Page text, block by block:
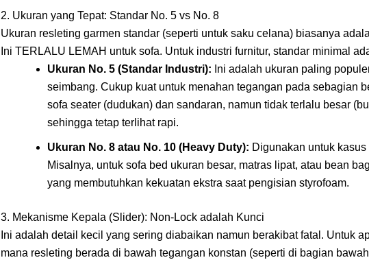
2. Ukuran yang Tepat: Standar No. 5 vs No. 8
Ukuran resleting garmen standar (seperti untuk saku celana) biasanya
Ini TERLALU LEMAH untuk sofa. Untuk industri furnitur, standar minimal
Ukuran No. 5 (Standar Industri): Ini adalah ukuran paling
seimbang. Cukup kuat untuk menahan tegangan pada sebagian
sofa seater (dudukan) dan sandaran, namun tidak terlalu besar
sehingga tetap terlihat rapi.
Ukuran No. 8 atau No. 10 (Heavy Duty): Digunakan untuk kasus
Misalnya, untuk sofa bed ukuran besar, matras lipat, atau bean
yang membutuhkan kekuatan ekstra saat pengisian styrofoam.
3. Mekanisme Kepala (Slider): Non-Lock adalah Kunci
Ini adalah detail kecil yang sering diabaikan namun berakibat fatal. Untuk
mana resleting berada di bawah tegangan konstan (seperti di bagian